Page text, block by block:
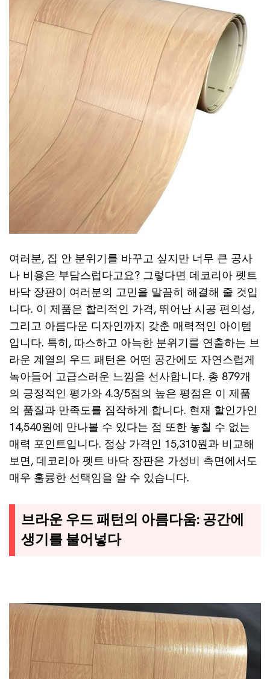
여러분, 집 안 분위기를 바꾸고 싶지만 너무 큰 공사
나 비용은 부담스럽다고요? 그렇다면 데코리아 펫트
바닥 장판이 여러분의 고민을 말끔히 해결해 줄 것입
니다. 이 제품은 합리적인 가격, 뛰어난 시공 편의성,
그리고 아름다운 디자인까지 갖춘 매력적인 아이템
입니다. 특히, 따스하고 아늑한 분위기를 연출하는 브
라운 계열의 우드 패턴은 어떤 공간에도 자연스럽게
녹아들어 고급스러운 느낌을 선사합니다. 총 879개
의 긍정적인 평가와 4.3/5점의 높은 평점은 이 제품
의 품질과 만족도를 짐작하게 합니다. 현재 할인가인
14,540원에 만나볼 수 있다는 점 또한 놓칠 수 없는
매력 포인트입니다. 정상 가격인 15,310원과 비교해
보면, 데코리아 펫트 바닥 장판은 가성비 측면에서도
매우 훌륭한 선택임을 알 수 있습니다.
브라운 우드 패턴의 아름다움: 공간에
생기를 불어넣다